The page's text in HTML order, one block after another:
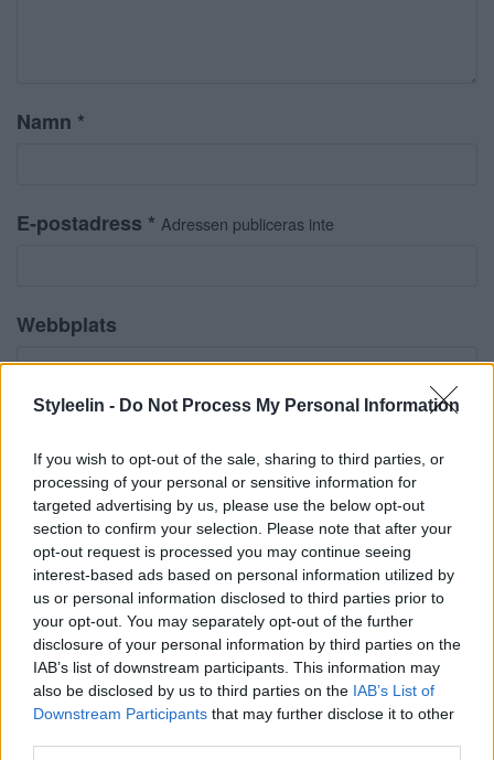
Styleelin - Do Not Process My Personal Information
If you wish to opt-out of the sale, sharing to third parties, or
processing of your personal or sensitive information for
targeted advertising by us, please use the below opt-out
section to confirm your selection. Please note that after your
opt-out request is processed you may continue seeing
interest-based ads based on personal information utilized by
us or personal information disclosed to third parties prior to
your opt-out. You may separately opt-out of the further
disclosure of your personal information by third parties on the
IAB’s list of downstream participants. This information may
also be disclosed by us to third parties on the IAB’s List of
Downstream Participants that may further disclose it to other
Namn *
E-postadress * Adressen publiceras inte
Webbplats
Meddela mig om nya kommentarer via e-post.
Meddela mig om nya inlägg via e-post.
Svara
Evelina 15 januari, 2015 kl. 19:49
Hej Elin!
Måste bara börja med att säga att din
blogg är verkligen grym, en bättre blogg
finns inte!
I vilket fall så för ungefär 2 veckor sedan